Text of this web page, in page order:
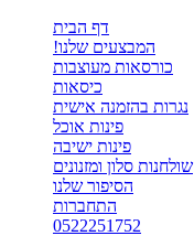
דף הבית
המבצעים שלנו!
כורסאות מעוצבות
כיסאות
נגרות בהזמנה אישית
פינות אוכל
פינות ישיבה
שולחנות סלון ומזנונים
הסיפור שלנו
התחברות
0522251752